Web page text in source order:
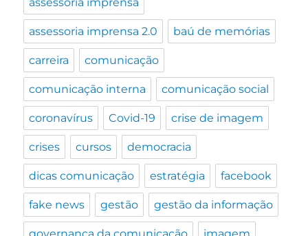
assessoria imprensa
assessoria imprensa 2.0 baú de memórias
carreira comunicação
comunicação interna comunicação social
coronavírus Covid-19 crise de imagem
crises cursos democracia
dicas comunicação estratégia facebook
fake news gestão gestão da informação